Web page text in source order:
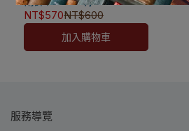
退款
✅訂購數量5本以上另有優
惠，請洽LINE客服訂購
9789572890776
NT$570NT$600
加入購物車
服務導覽